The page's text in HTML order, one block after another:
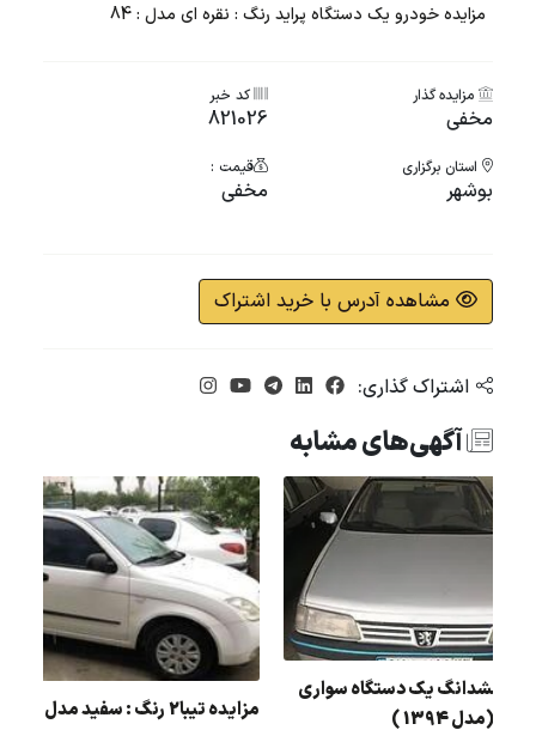
مزایده خودرو یک دستگاه پراید رنگ : نقره ای مدل : 84
مزایده گذار
مخفی
کد خبر
821026
استان برگزاری
بوشهر
قیمت :
مخفی
مشاهده آدرس با خرید اشتراک
اشتراک گذاری:
آگهی‌های مشابه
مزایده تیبا2 رنگ : سفید مدل : 96
مزایده ششدانگ یک دستگاه سواری
پژو 405 (مدل 1394 )